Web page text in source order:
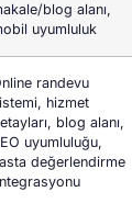
blog alanı,
uyumluluk
randevu
hizmet
blog alanı,
uyumluluğu,
değerlendirme